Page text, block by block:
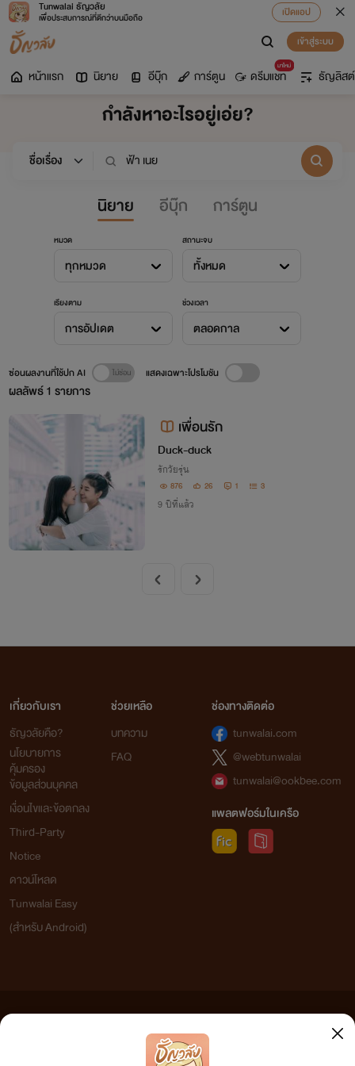
Tunwalai ธัญวลัย
เพื่อประสบการณ์ที่ดีกว่าบนมือถือ
เปิดแอป
เข้าสู่ระบบ
หน้าแรก นิยาย อีบุ๊ก การ์ตูน
มาใหม่
ดรีมแชท ธัญลิสต์
กำลังหาอะไรอยู่เอ่ย?
นิยาย อีบุ๊ก การ์ตูน
หมวด
ทุกหมวด
สถานะจบ
ทั้งหมด
เรียงตาม
การอัปเดต
ช่วงเวลา
ตลอดกาล
ผลลัพธ์1 รายการ
ซ่อนผลงานที่ใช้ปก AI แสดงเฉพาะโปรโมชัน
เพื่อนรัก
ีDuck-duck
รักวัยรุ่น
876 26 1 3
9 ปีที่แล้ว
เกี่ยวกับเรา
ธัญวลัยคือ?
นโยบายการ
คุ้มครอง
ข้อมูลส่วนบุคคล
เงื่อนไขและข้อตกลง
Third-Party
Notice
ดาวน์โหลด
Tunwalai Easy
(สำหรับ Android)
ช่วยเหลือ
บทความ
FAQ
ช่องทางติดต่อ
tunwalai.com
@webtunwalai
tunwalai@ookbee.com
แพลตฟอร์มในเครือ
เว็บไซต์แห่งนี้ไม่ได้เห็นด้วยและไม่ขอรับผิดชอบต่อข้อความใดๆ ทั้งสิ้น ดังนั้นผู้อ่านทุกท่านโปรดใช้
วิจารณญาณในการกลั่นกรองด้วยตนเอง และหากท่านพบข้อความใดๆ ที่ขัดต่อกฎหมายและศีลธรรม